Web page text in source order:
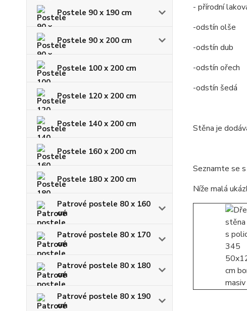
Postele 90 x 190 cm
Postele 90 x 200 cm
Postele 100 x 200 cm
Postele 120 x 200 cm
Postele 140 x 200 cm
Postele 160 x 200 cm
Postele 180 x 200 cm
Patrové postele 80 x 160
cm
Patrové postele 80 x 170
cm
Patrové postele 80 x 180
cm
Patrové postele 80 x 190
cm
- přírodní
-odstín olše
-odstín dub
-odstín ořech
-odstín šedá
Stěna je
Seznamte se
Níže malá